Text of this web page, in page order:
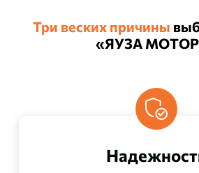
Три веских причины
«ЯУЗА